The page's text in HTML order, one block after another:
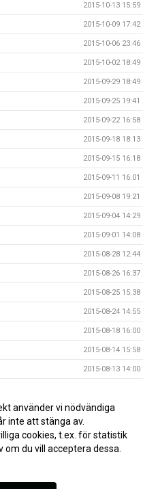
2015-10-13 15:59
2015-10-09 17:42
2015-10-06 23:46
2015-10-02 18:49
2015-09-29 18:49
2015-09-25 19:41
2015-09-22 16:58
2015-09-18 18:13
2015-09-15 16:18
2015-09-11 16:01
2015-09-08 19:21
2015-09-04 14:29
2015-09-01 14:08
2015-08-28 12:44
2015-08-26 16:37
2015-08-25 15:38
2015-08-24 14:55
2015-08-18 16:00
2015-08-14 15:58
2015-08-13 14:00
2015-08-04 09:07
2015-07-31 09:21
använder vi nödvändiga
inte att stänga av.
cookies, t.ex. för statistik
du vill acceptera dessa.